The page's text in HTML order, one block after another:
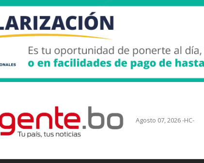
Agosto 07, 2026 -HC-